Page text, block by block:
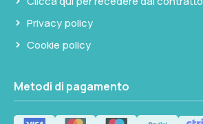
Privacy policy
Cookie policy
Metodi di pagamento